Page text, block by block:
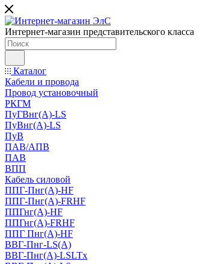
Интернет-магазин представительского класса
Каталог
Кабели и провода
Провод установочный
РКГМ
ПуГВнг(А)-LS
ПуВнг(А)-LS
ПуВ
ПАВ/АПВ
ПАВ
ВПП
Кабель силовой
ППГ-Пнг(А)-HF
ППГ-Пнг(А)-FRHF
ППГнг(А)-HF
ППГнг(А)-FRHF
ППГ Пнг(А)-HF
ВВГ-Пнг-LS(А)
ВВГ-Пнг(А)-LSLTx